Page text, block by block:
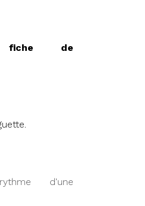
fiche de
d'une